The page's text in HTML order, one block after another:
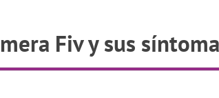
Fiv y sus